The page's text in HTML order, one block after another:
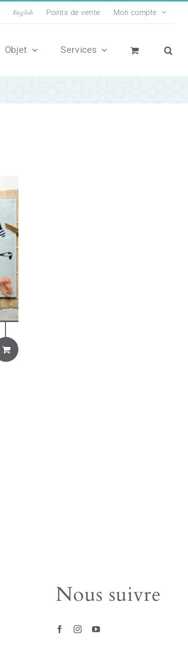
English Points de vente Mon compte
Objet Services
Nous suivre